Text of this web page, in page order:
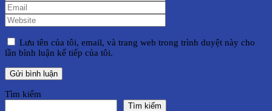
Lưu tên của tôi, email, và trang web trong trình duyệt này cho
lần bình luận kế tiếp của tôi.
Tìm kiếm
Tìm kiếm